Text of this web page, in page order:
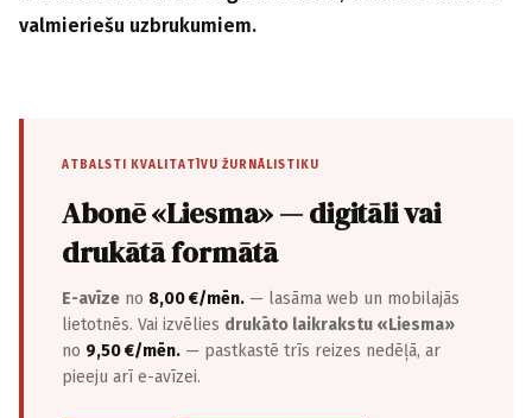
valmieriešu uzbrukumiem.
ATBALSTI KVALITATĪVU ŽURNĀLISTIKU
Abonē «Liesma» — digitāli vai
drukātā formātā
E-avīze no 8,00 €/mēn. — lasāma web un mobilajās
lietotnēs. Vai izvēlies drukāto laikrakstu «Liesma»
no 9,50 €/mēn. — pastkastē trīs reizes nedēļā, ar
pieeju arī e-avīzei.